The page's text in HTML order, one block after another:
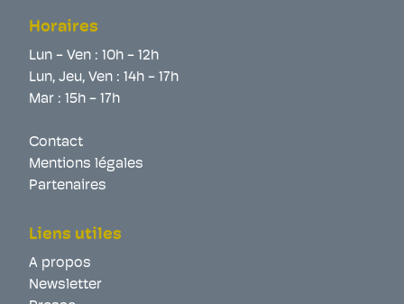
Horaires
Lun - Ven : 10h - 12h
Lun, Jeu, Ven : 14h - 17h
Mar : 15h - 17h
Contact
Mentions légales
Partenaires
Liens utiles
A propos
Newsletter